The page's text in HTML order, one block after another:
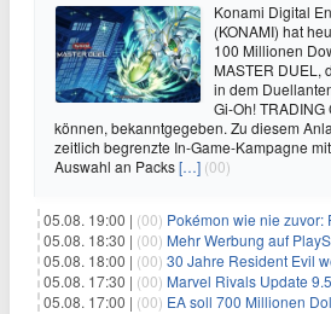
Konami Digital
(KONAMI) hat
100 Millionen
MASTER DUEL,
in dem
Gi-Oh!
können, bekanntgegeben. Zu diesem
zeitlich begrenzte In-Game-Kampagne
Auswahl an Packs[…] (00)
05.08. 19:00 | (00) Pokémon wie nie zuvor: Fan-Mod
05.08. 18:30 | (00) Mehr Werbung auf PlayStation?
05.08. 18:00 | (00) 30 Jahre Resident Evil werden
05.08. 17:30 | (00) Marvel Rivals Update 9.5: Dateigröße
05.08. 17:00 | (00) EA soll 700 Millionen Dollar sparen – droht